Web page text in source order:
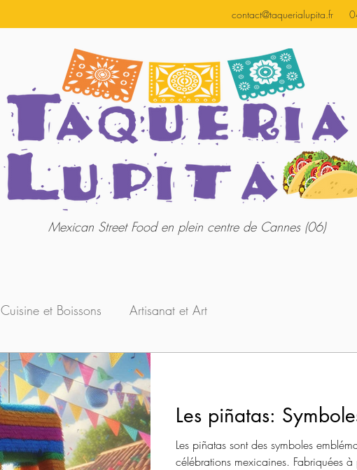
contact@taquerialupita.fr
Mexican Street Food en plein centre de Cannes (06)
Cuisine et Boissons Artisanat et Art
Les piñatas:
Les piñatas sont des symboles
célébrations mexicaines. Fabriquées